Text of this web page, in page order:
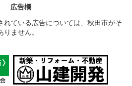
広告欄
れている広告については、秋田市がそ
ません。